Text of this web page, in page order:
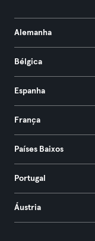
Alemanha
Bélgica
Espanha
França
Países Baixos
Portugal
Áustria